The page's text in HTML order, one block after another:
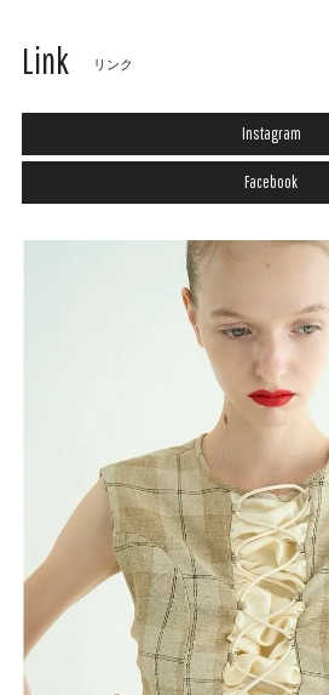
Link リンク
Instagram
Facebook